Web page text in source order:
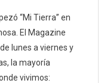
“Mi Tierra” en
El Magazine
lunes a viernes y
la mayoría
vivimos: